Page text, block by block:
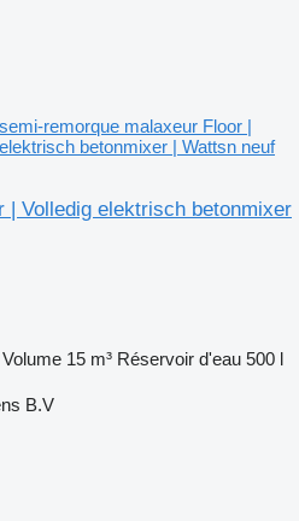
semi-remorque malaxeur Floor |
betonmixer | Wattsn neuf
| Volledig elektrisch betonmixer
Volume 15 m³ Réservoir d'eau 500 l
B.V